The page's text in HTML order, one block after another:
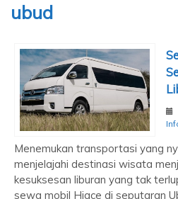
ubud
Menemukan transportasi yang
menjelajahi destinasi wisata
kesuksesan liburan yang tak
sewa mobil Hiace di seputaran